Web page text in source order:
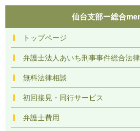
仙台支部ー総合
トップページ
弁護士法人あいち刑事事件総合法
無料法律相談
初回接見・同行サービス
弁護士費用